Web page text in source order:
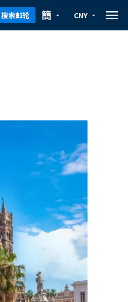
搜索邮轮 arrow_drop_down
簡 arrow_drop_down
CNY menu